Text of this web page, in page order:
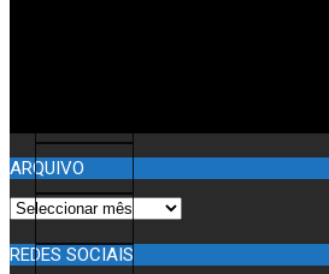
ARQUIVO
ARQUIVO
REDES SOCIAIS